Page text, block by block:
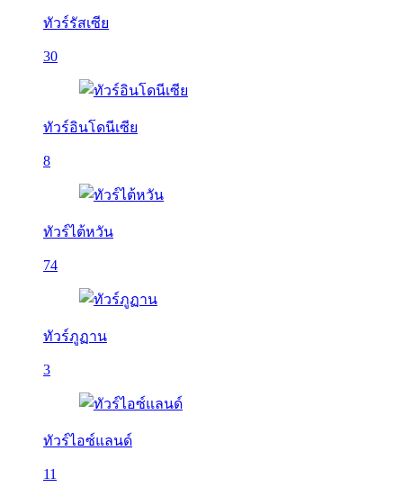
ทัวร์รัสเซีย
30
ทัวร์อินโดนีเซีย
8
ทัวร์ไต้หวัน
74
ทัวร์ภูฏาน
3
ทัวร์ไอซ์แลนด์
11